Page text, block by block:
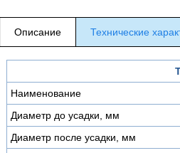
Описание Технические
Наименование
Диаметр до усадки, мм
Диаметр после усадки, мм